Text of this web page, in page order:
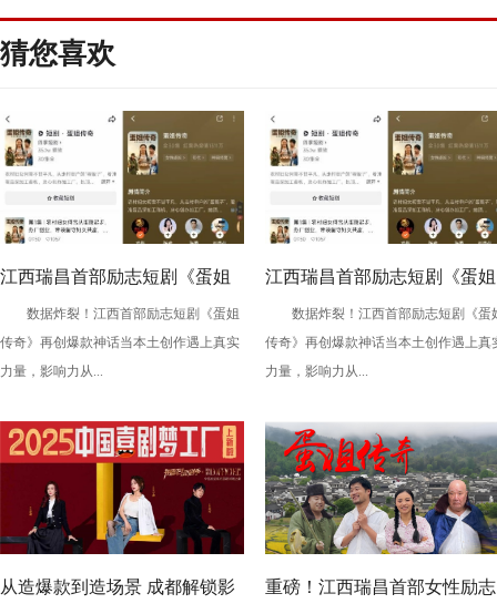
猜您喜欢
江西瑞昌首部励志短剧《蛋姐
传奇》持续火爆！双平台数据
刷新纪录，见证本土力量
数据炸裂！江西首部励志短剧《蛋姐
传奇》再创爆款神话当本土创作遇上真实
力量，影响力从...
江西瑞昌首部励志短剧《蛋姐
传奇》持续火爆！双平台数据
刷新纪录，见证本土力量
数据炸裂！江西首部励志短剧《蛋
传奇》再创爆款神话当本土创作遇上真
力量，影响力从...
从造爆款到造场景 成都解锁影 重磅！江西瑞昌首部女性励志